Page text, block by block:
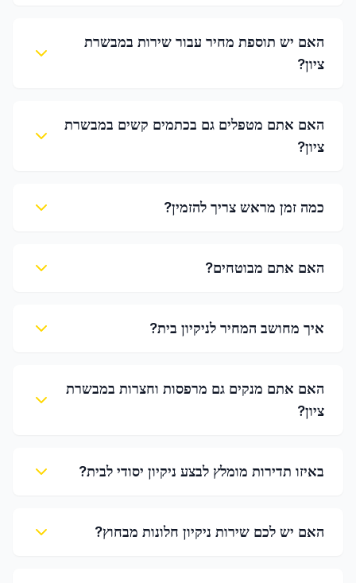
האם יש תוספת מחיר עבור שירות במבשרת
ציון?
האם אתם מטפלים גם בכתמים קשים במבשרת
ציון?
כמה זמן מראש צריך להזמין?
האם אתם מבוטחים?
איך מחושב המחיר לניקיון בית?
האם אתם מנקים גם מרפסות וחצרות במבשרת
ציון?
באיזו תדירות מומלץ לבצע ניקיון יסודי לבית?
האם יש לכם שירות ניקיון חלונות מבחוץ?